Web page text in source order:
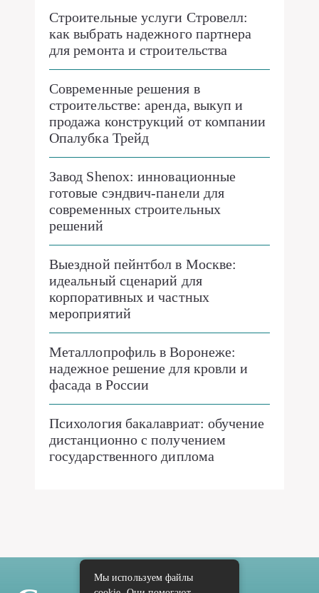
Строительные услуги Стровелл:
как выбрать надежного партнера
для ремонта и строительства
Современные решения в
строительстве: аренда, выкуп и
продажа конструкций от компании
Опалубка Трейд
Завод Shenox: инновационные
готовые сэндвич-панели для
современных строительных
решений
Выездной пейнтбол в Москве:
идеальный сценарий для
корпоративных и частных
мероприятий
Металлопрофиль в Воронеже:
надежное решение для кровли и
фасада в России
Психология бакалавриат: обучение
дистанционно с получением
государственного диплома
Мы используем файлы